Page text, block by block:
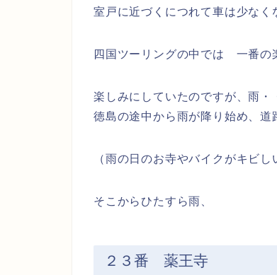
室戸に近づくにつれて車は少なく
四国ツーリングの中では 一番の
楽しみにしていたのですが、雨・
徳島の途中から雨が降り始め、道
（雨の日のお寺やバイクがキビし
そこからひたすら雨、
２３番 薬王寺